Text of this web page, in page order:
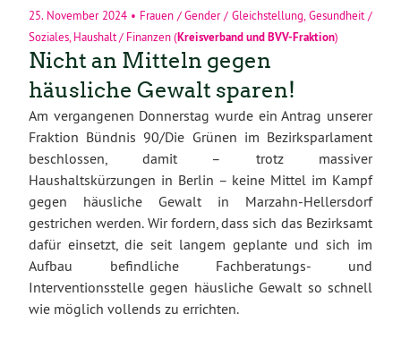
25. November 2024• Frauen / Gender / Gleichstellung ,Gesundheit /
Soziales Haushalt / Finanzen(KreisverbandundBVV-Fraktion)
Nicht an Mitteln gegen
häusliche Gewalt sparen!
Am vergangenen Donnerstag wurde ein Antrag unserer
Fraktion Bündnis 90/Die Grünen im Bezirksparlament
beschlossen, damit – trotz massiver
Haushaltskürzungen in Berlin – keine Mittel im Kampf
gegen häusliche Gewalt in Marzahn-Hellersdorf
gestrichen werden. Wir fordern, dass sich das Bezirksamt
dafür einsetzt, die seit langem geplante und sich im
Aufbau befindliche Fachberatungs- und
Interventionsstelle gegen häusliche Gewalt so schnell
wie möglich vollends zu errichten.